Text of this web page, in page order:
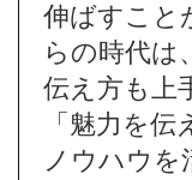
伸ばすこと
らの時代は、
伝え方も上
「魅力を伝
ノウハウを